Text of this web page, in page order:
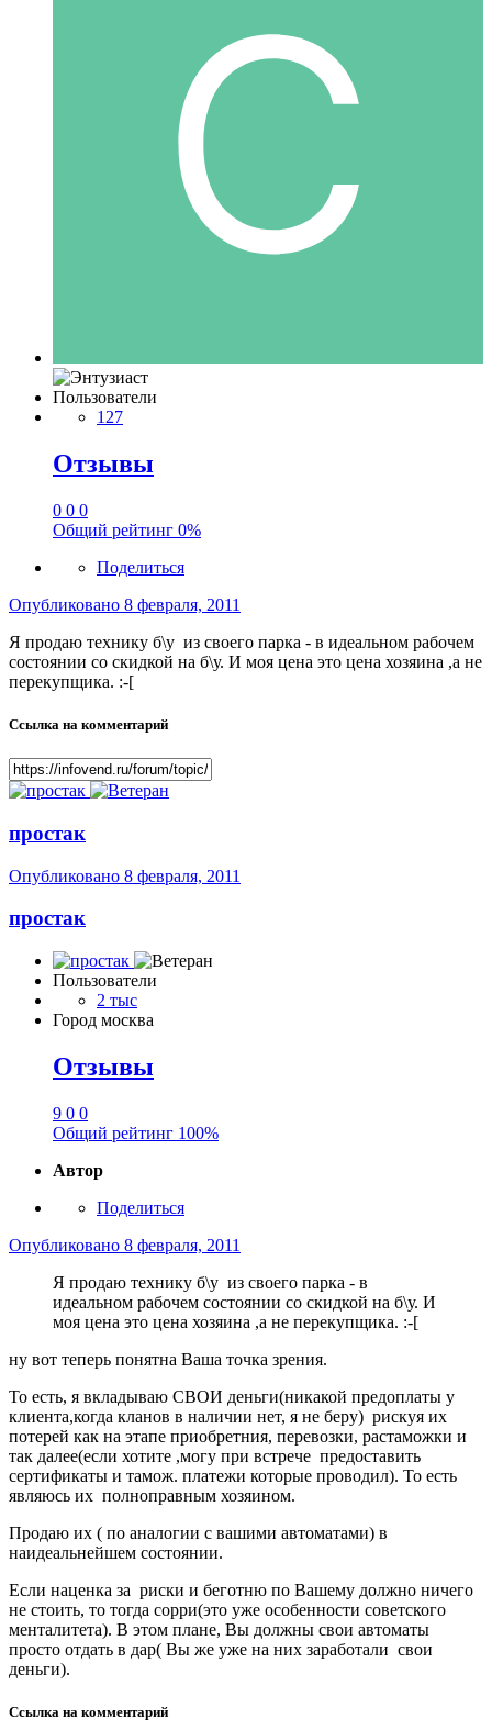
Пользователи
127
Отзывы
0 0 0
Общий рейтинг 0%
Поделиться
Опубликовано 8 февраля, 2011
Я продаю технику б\у из своего парка - в идеальном рабочем
состоянии со скидкой на б\у. И моя цена это цена хозяина ,а не
перекупщика. :-[
Ссылка на комментарий
простак
Опубликовано 8 февраля, 2011
простак
Пользователи
2 тыс
Город москва
Отзывы
9 0 0
Общий рейтинг 100%
Автор
Поделиться
Опубликовано 8 февраля, 2011
Я продаю технику б\у из своего парка - в
идеальном рабочем состоянии со скидкой на б\у. И
моя цена это цена хозяина ,а не перекупщика. :-[
ну вот теперь понятна Ваша точка зрения.
То есть, я вкладываю СВОИ деньги(никакой предоплаты у
клиента,когда кланов в наличии нет, я не беру) рискуя их
потерей как на этапе приобретния, перевозки, растаможки и
так далее(если хотите ,могу при встрече предоставить
сертификаты и тамож. платежи которые проводил). То есть
являюсь их полноправным хозяином.
Продаю их ( по аналогии с вашими автоматами) в
наидеальнейшем состоянии.
Если наценка за риски и беготню по Вашему должно ничего
не стоить, то тогда сорри(это уже особенности советского
менталитета). В этом плане, Вы должны свои автоматы
просто отдать в дар( Вы же уже на них заработали свои
деньги).
Ссылка на комментарий